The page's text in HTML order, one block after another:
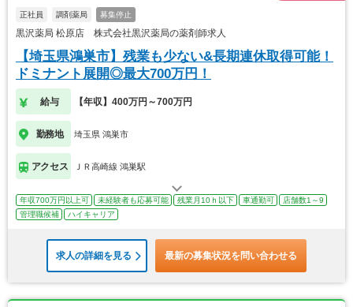
正社員 調剤薬局 募集停止
黒沢薬局 松原店 株式会社黒沢薬局の薬剤師求人
【埼玉県鴻巣市】残業も少ない&長期連休取得可能！
ドミナント展開◎最大700万円！
給与 【年収】400万円～700万円
勤務地 埼玉県 鴻巣市
アクセス ＪＲ高崎線 鴻巣駅
年収700万円以上可 未経験者も応募可能 残業月10ｈ以下 車通勤可
店舗数1～9
管理職候補
ハイキャリア
求人の詳細を見る 最新の募集状況を問い合わせる